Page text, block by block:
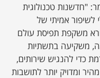
"חדשנות טכנולוגית
אמיתי של
משקפת תפיסת עולם
משקיעה בתשתיות
כדי להנגיש שירותים,
ומדויק יותר לתושבות